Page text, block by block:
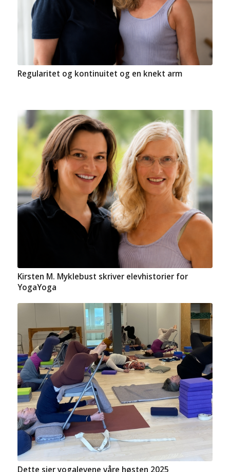
Regularitet og kontinuitet og en knekt arm
Kirsten M. Myklebust skriver elevhistorier for
YogaYoga
Dette sier yogalevene våre høsten 2025